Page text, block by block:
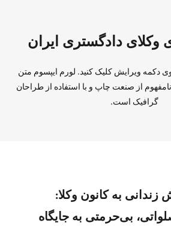
دکمه ویرایش کلیک کنید. لورم ایپسوم متن
از صنعت چاپ و با استفاده از طراحان
گرافیک است.
زندانی به کانون وکلا:
بی‌حرمتی به جایگاه